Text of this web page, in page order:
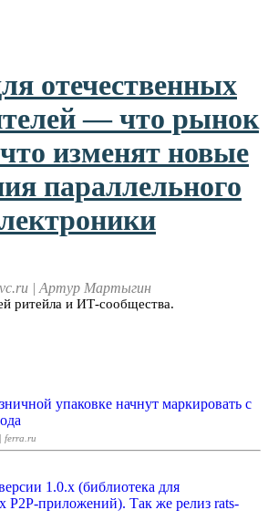
отечественных
— что рынок
изменят новые
параллельного
| Артур Мартыгин
ритейла и ИТ-сообщества.
упаковке начнут маркировать с
| ferra.ru
1.0.x (библиотека для
P2P-приложений). Так же релиз rats-